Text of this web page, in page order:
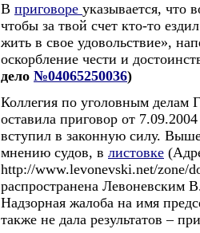
В приговоре указывается, что
чтобы за твой счет кто-то
жить в свое удовольствие»,
оскорбление чести и
дело №04065250036)
Коллегия по уголовным делам
оставила приговор от
вступил в законную силу.
мнению судов, в листовке
http://www.levonevski.net/zone/
распространена Левоневским
Надзорная жалоба на имя
также не дала результатов –